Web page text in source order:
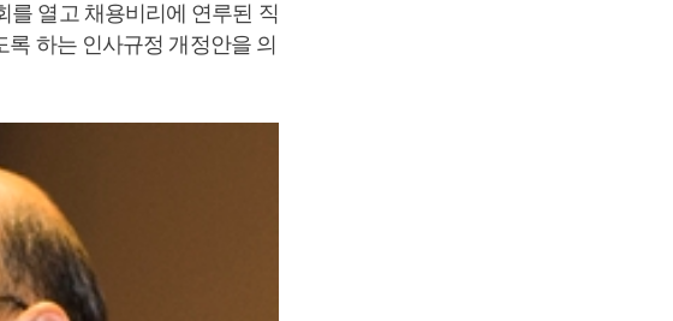
를 열고 채용비리에 연루된 직
하는 인사규정 개정안을 의